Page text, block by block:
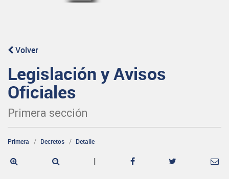
Volver
Legislación y Avisos
Oficiales
Primera sección
Primera Decretos Detalle
|